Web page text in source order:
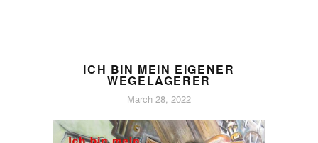
ICH BIN MEIN EIGENER
WEGELAGERER
March 28, 2022